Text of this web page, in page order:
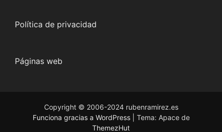
Política de privacidad
Páginas web
Copyright © 2006-2024 rubenramirez.es
Funciona gracias a WordPress
Tema: Apace de
ThemezHut